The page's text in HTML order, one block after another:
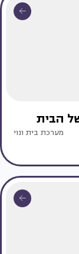
הבית
מערכת בית ונוי